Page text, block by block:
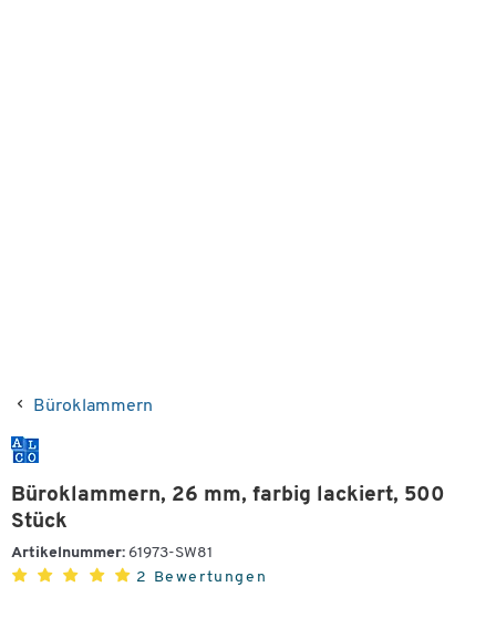
Büroklammern
Büroklammern, 26 mm, farbig lackiert, 500
Stück
Artikelnummer: 61973-SW81
2 Bewertungen